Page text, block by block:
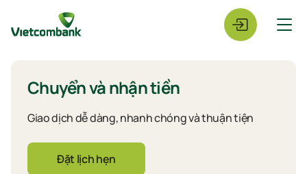
Chuyển và nhận tiền
Giao dịch dễ dàng, nhanh chóng và thuận tiện
Đặt lịch hẹn